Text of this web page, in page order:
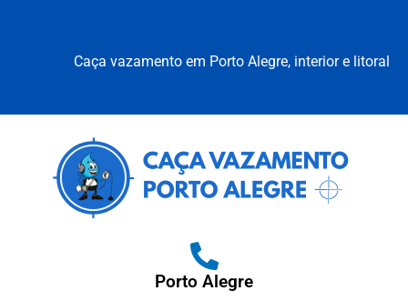
Caça vazamento em Porto Alegre, interior e litoral
Porto Alegre